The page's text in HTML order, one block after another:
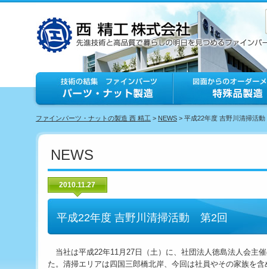
ファインパーツ・ナットの製造 西 精工 > NEWS > 平成22年度 吉野川清掃活
NEWS
2010.11.27
平成22年度 吉野川清掃活動 第2回
当社は平成22年11月27日（土）に、社団法人徳島法人会主
た。清掃エリアは四国三郎橋北岸、今回は社員やその家族を